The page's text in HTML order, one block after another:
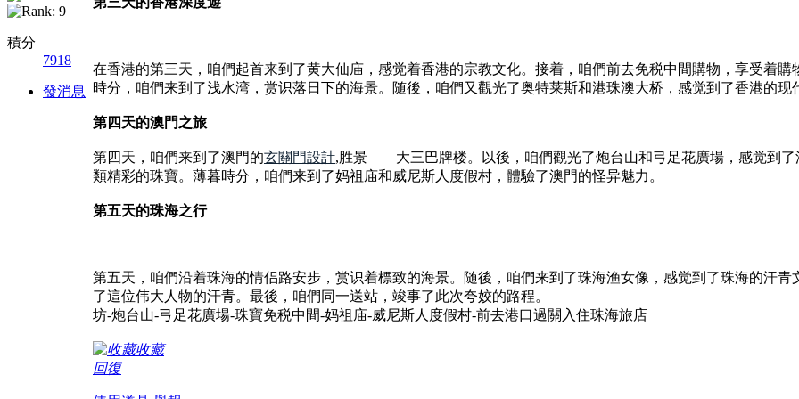
積分
7918
發消息
在香港的第三天，咱們起首来到了黄大仙庙，感觉着香港的宗教文化。接着，咱們前去免税中間購物，享受着
時分，咱們来到了浅水湾，赏识落日下的海景。随後，咱們又觀光了奥特莱斯和港珠澳大桥，感觉到了香港的现
第四天的澳門之旅
第四天，咱們来到了澳門的玄關門設計,胜景——大三巴牌楼。以後，咱們觀光了炮台山和弓足花廣場，感觉到
類精彩的珠寶。薄暮時分，咱們来到了妈祖庙和威尼斯人度假村，體驗了澳門的怪异魅力。
第五天的珠海之行
第五天，咱們沿着珠海的情侣路安步，赏识着標致的海景。随後，咱們来到了珠海渔女像，感觉到了珠海的汗青
了這位伟大人物的汗青。最後，咱們同一送站，竣事了此次夸姣的路程。
坊-炮台山-弓足花廣場-珠寶免税中間-妈祖庙-威尼斯人度假村-前去港口過關入住珠海旅店
收藏
回復